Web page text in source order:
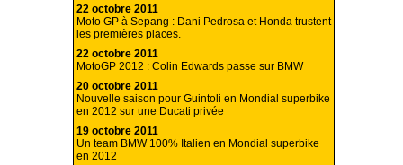
22 octobre 2011
Moto GP à Sepang : Dani Pedrosa et Honda trustent
les premières places.
22 octobre 2011
MotoGP 2012 : Colin Edwards passe sur BMW
20 octobre 2011
Nouvelle saison pour Guintoli en Mondial superbike
en 2012 sur une Ducati privée
19 octobre 2011
Un team BMW 100% Italien en Mondial superbike
en 2012